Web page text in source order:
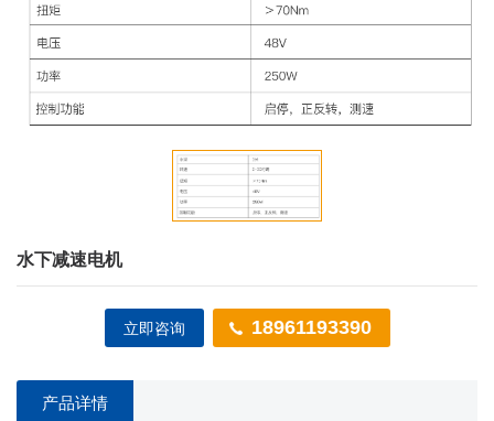
水下减速电机
立即咨询 18961193390
产品详情